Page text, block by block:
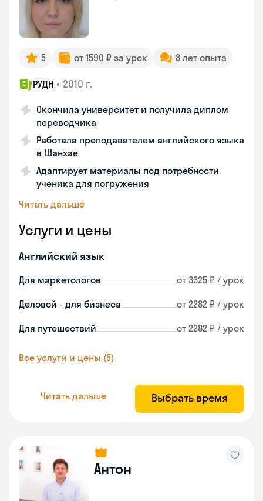
5 от 1590 ₽ за урок 8 лет опыта
РУДН • 2010 г.
Окончила университет и получила диплом
переводчика
Работала преподавателем английского языка
в Шанхае
Адаптирует материалы под потребности
ученика для погружения
Читать дальше
Услуги и цены
Английский язык
Для маркетологов от 3325 ₽ / урок
Деловой - для бизнеса от 2282 ₽ / урок
Для путешествий от 2282 ₽ / урок
Все услуги и цены (5)
Читать дальше Выбрать время
Антон